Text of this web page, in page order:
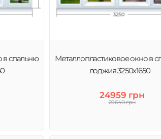
в спальню
Металлопластиковое окно в
лоджия 3250х1650
24959 грн
29640 грн